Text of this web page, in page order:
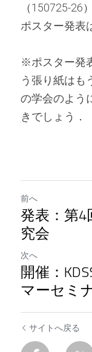
（150725-26）
ポスター発表
※ポスター発
う張り紙はも
の学会のよう
きでしょう．
前へ
発表：第4
究会
次へ
開催：
マーセミ
サイトへ戻る